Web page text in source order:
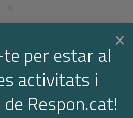
Contacte Espai membres Login CA
Obra Social St Joan de Déu: Magic Line,
×
per estar al
activitats i
Respon.cat!